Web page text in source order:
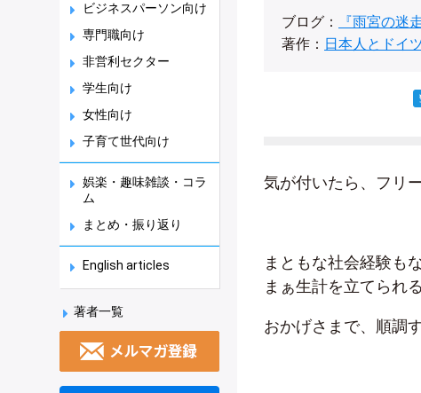
ビジネスパーソン向け
専門職向け
非営利セクター
学生向け
女性向け
子育て世代向け
娯楽・趣味雑談・コラ
ム
まとめ・振り返り
English articles
著者一覧
ブログ： 『雨宮の迷
著作： 日本人とドイ
気が付いたら、フリ
まともな社会経験も
まぁ生計を立てられ
おかげさまで、順調